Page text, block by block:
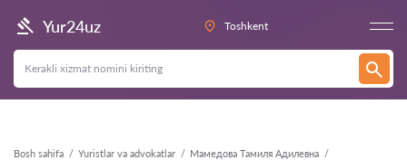
Yur24uz Toshkent
Bosh sahifa Yuristlar va advokatlar Мамедова Тамиля Адилевна
Orqaga